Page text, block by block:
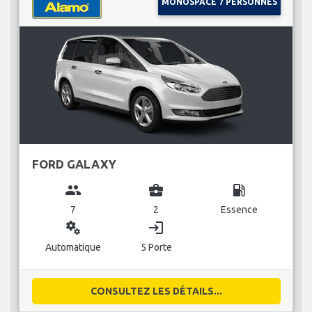
FORD GALAXY
group
7
business_center
2
local_gas_station
Essence
miscellaneous_services
Automatique
login
5 Porte
CONSULTEZ LES DÉTAILS...